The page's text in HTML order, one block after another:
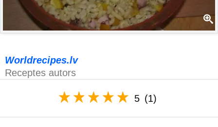
Worldrecipes.lv
Receptes autors
5 (1)